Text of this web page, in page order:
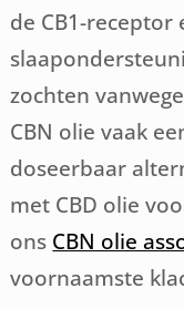
de CB1-
zochten
CBN olie vaak
doseerbaar
met CBD olie
ons CBN olie
voornaamste